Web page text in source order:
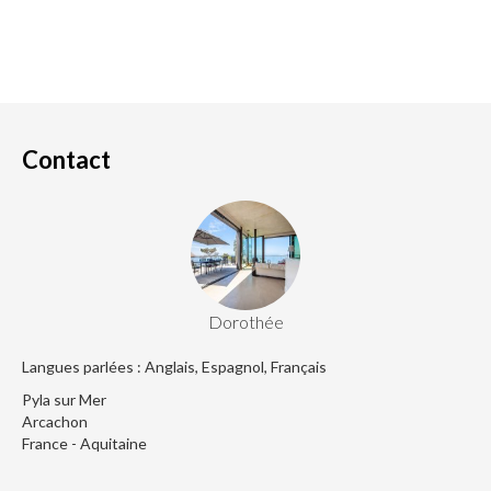
Contact
Dorothée
Langues parlées : Anglais, Espagnol, Français
Pyla sur Mer
Arcachon
France - Aquitaine